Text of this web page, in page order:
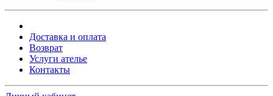
Доставка и оплата
Возврат
Услуги ателье
Контакты